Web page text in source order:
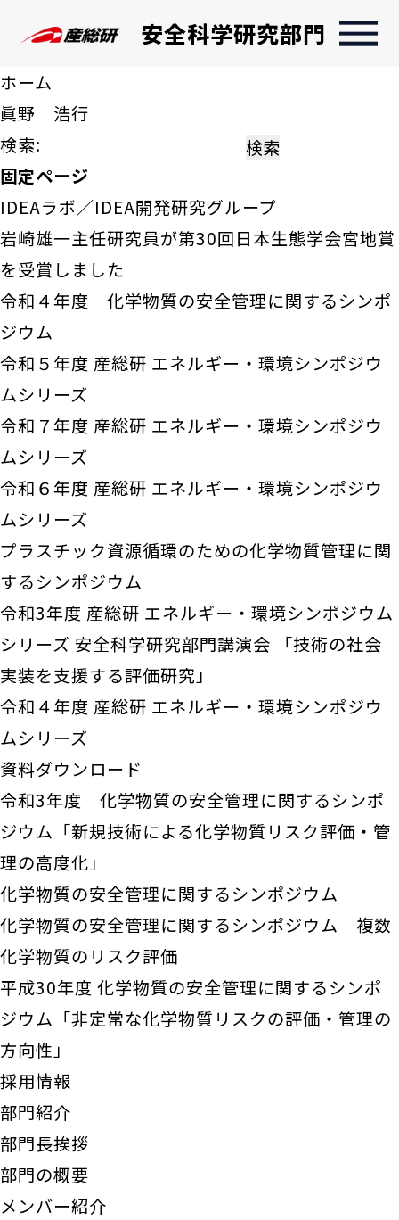
安全科学研究部門
ホーム
眞野 浩行
検索:
固定ページ
IDEAラボ／IDEA開発研究グループ
岩崎雄一主任研究員が第30回日本生態学会宮地賞
を受賞しました
令和４年度 化学物質の安全管理に関するシンポ
ジウム
令和５年度 産総研 エネルギー・環境シンポジウ
ムシリーズ
令和７年度 産総研 エネルギー・環境シンポジウ
ムシリーズ
令和６年度 産総研 エネルギー・環境シンポジウ
ムシリーズ
プラスチック資源循環のための化学物質管理に関
するシンポジウム
令和3年度 産総研 エネルギー・環境シンポジウム
シリーズ 安全科学研究部門講演会 「技術の社会
実装を支援する評価研究」
令和４年度 産総研 エネルギー・環境シンポジウ
ムシリーズ
資料ダウンロード
令和3年度 化学物質の安全管理に関するシンポ
ジウム「新規技術による化学物質リスク評価・管
理の高度化」
化学物質の安全管理に関するシンポジウム
化学物質の安全管理に関するシンポジウム 複数
化学物質のリスク評価
平成30年度 化学物質の安全管理に関するシンポ
ジウム「非定常な化学物質リスクの評価・管理の
方向性」
採用情報
部門紹介
部門長挨拶
部門の概要
メンバー紹介